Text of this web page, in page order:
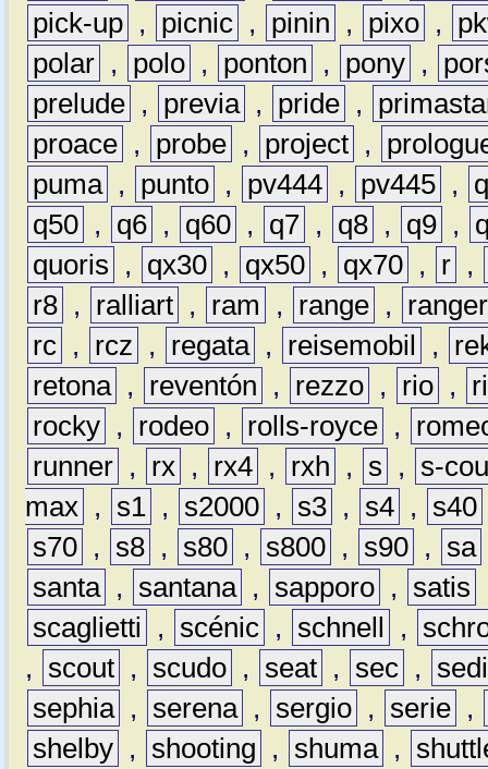
pick-up , picnic , pinin , pixo ,
polar , polo , ponton , pony ,
prelude , previa , pride ,
proace , probe , project ,
puma , punto , pv444 , pv445 ,
q50 , q6 , q60 , q7 , q8 , q9 ,
quoris
, qx30 , qx50 , qx70 , r ,
r8 , ralliart , ram , range ,
ranger
rc , rcz , regata , reisemobil ,
retona , reventón , rezzo , rio ,
rocky , rodeo , rolls-royce ,
runner , rx , rx4 , rxh , s ,
s-
max , s1 , s2000 , s3 , s4 , s40
s70 , s8 , s80 , s800 , s90 , sa
santa , santana , sapporo , satis
scaglietti
, scénic , schnell ,
,
scout , scudo , seat , sec ,
sephia , serena , sergio , serie ,
shelby , shooting , shuma ,